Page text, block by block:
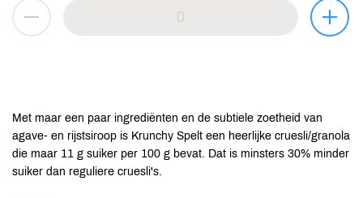
Met maar een paar ingrediënten en de subtiele zoetheid van
agave- en rijstsiroop is Krunchy Spelt een heerlijke cruesli/granola
die maar 11 g suiker per 100 g bevat. Dat is minsters 30% minder
suiker dan reguliere cruesli's.